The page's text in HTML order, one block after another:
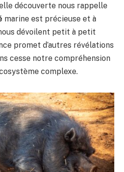
découverte nous rappelle
marine est précieuse et à
dévoilent petit à petit
promet d’autres révélations
cesse notre compréhension
complexe.